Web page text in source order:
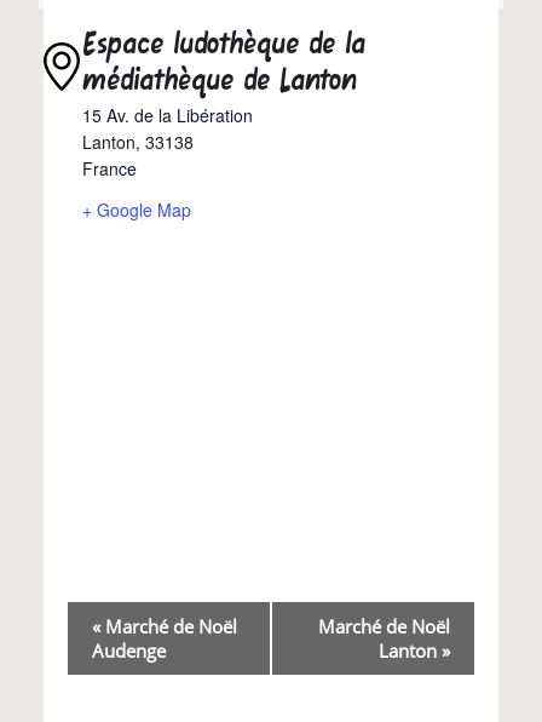
Espace ludothèque de la
médiathèque de Lanton
15 Av. de la Libération
Lanton, 33138
France
+ Google Map
Navigation
Évènement
«Marché de Noël
Audenge
Marché de Noël
Lanton »